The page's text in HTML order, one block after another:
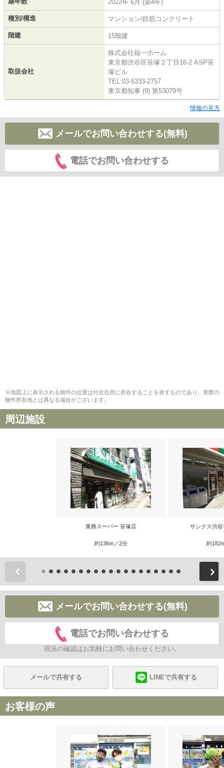
2022年 6月 (築4年)
種別/構造 マンション/鉄筋コンクリート
階建 15階建
取扱会社
株式会社福一ホーム
東京都渋谷区笹塚２丁目16-2 ASP笹
塚ビル
TEL:03-5333-2757
東京都知事 (9) 第53079号
情報の見方
メールでお問い合わせする(無料)
電話でお問い合わせする
※地図上に表示される物件の位置は付近住所に所在することを表すものであり、実際の
物件所在地とは異なる場合がございます。
周辺施設
業務スーパー 笹塚店
約136m／2分
サンクス渋
約
メールでお問い合わせする(無料)
電話でお問い合わせする
現況の確認はお気軽にお問い合わせください。
メールで共有する LINEで共有する
お客様の声